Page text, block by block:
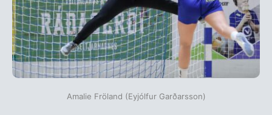
Amalie Fröland (Eyjólfur Garðarsson)